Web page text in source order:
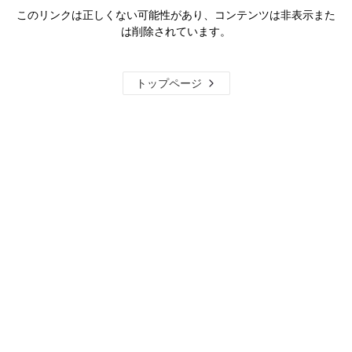
このリンクは正しくない可能性があり、コンテンツは非表示また
は削除されています。
トップページ